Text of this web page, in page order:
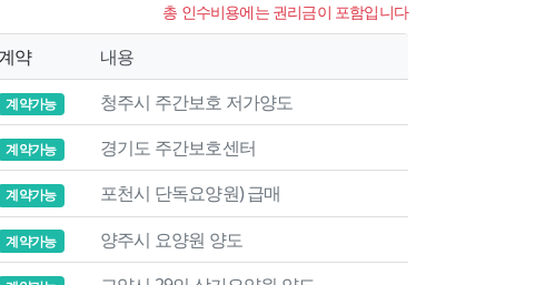
총 인수비용에는 권리금이 포함입니다
계약
내용
계약가능
청주시 주간보호 저가양도
계약가능
경기도 주간보호센터
계약가능
포천시 단독요양원) 급매
계약가능
양주시 요양원 양도